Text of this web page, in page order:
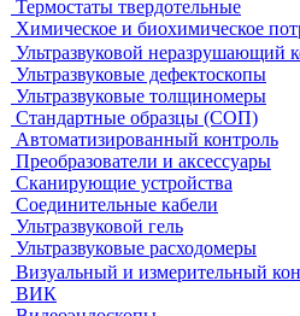
Шкафы сушильные
Электропечи
Термостаты, бани и инкубаторы
Бани
Бани серологические
Водяные бани
Инкубаторы
Масляные бани
Песчаные бани
Сухие бани
Термостаты
Термостаты жидкостные
Термостаты твердотельные
Химическое и биохимическое